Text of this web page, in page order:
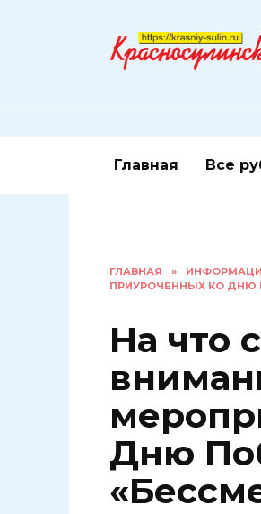
Главная Все
ГЛАВНАЯ »
ПРИУРОЧЕННЫХ КО ДНЮ
На что
Дню